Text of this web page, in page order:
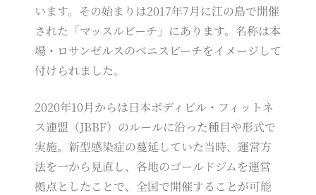
います。その始まりは2017年7月に江の島で開催
された「マッスルビーチ」にあります。名称は本
場・ロサンゼルスのベニスビーチをイメージして
付けられました。
2020年10月からは日本ボディビル・フィットネ
ス連盟（JBBF）のルールに沿った種目や形式で
実施。新型感染症の蔓延していた当時、運営方
法を一から見直し、各地のゴールドジムを運営
拠点としたことで、全国で開催することが可能